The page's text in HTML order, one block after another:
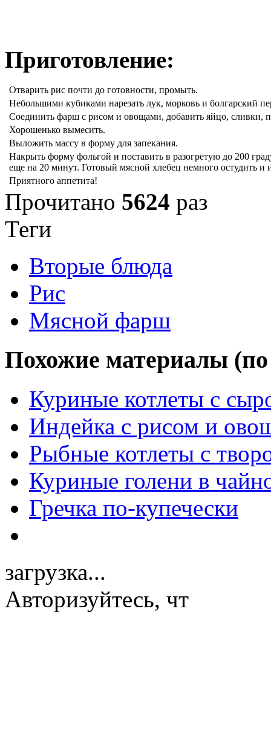
Приготовление:
Отварить рис почти до готовности, промыть.
Небольшими кубиками нарезать лук, морковь и болгарский
Соединить фарш с рисом и овощами, добавить яйцо, сливки,
Хорошенько вымесить.
Выложить массу в форму для запекания.
Накрыть форму фольгой и поставить в разогретую до 200
еще на 20 минут. Готовый мясной хлебец немного остудить и
Приятного аппетита!
Прочитано 5624 раз
Теги
Вторые блюда
Рис
Мясной фарш
Похожие материалы (по
Куриные котлеты с
Индейка с рисом и
Рыбные котлеты с
Куриные голени в
Гречка по-купечески
загрузка...
Авторизуйтесь, чт